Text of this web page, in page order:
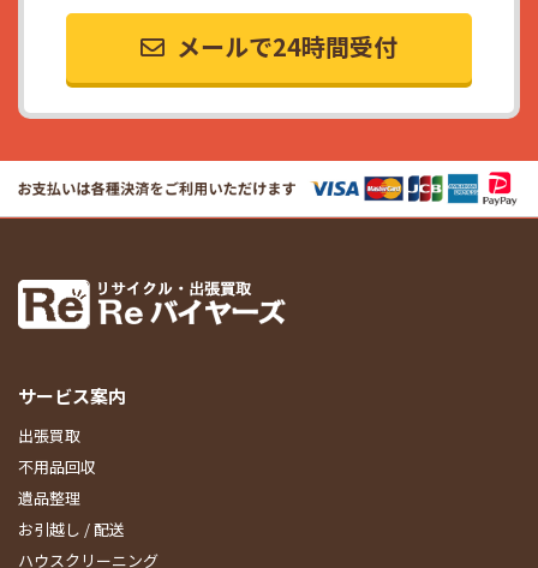
メールで24時間受付
サービス案内
出張買取
不用品回収
遺品整理
お引越し / 配送
ハウスクリーニング